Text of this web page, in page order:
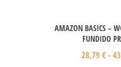
AMAZON BASICS –
FUNDIDO
28,79 €-